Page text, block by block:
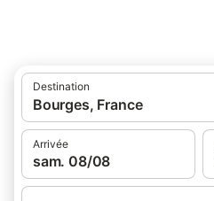
Destination
Bourges, France
Arrivée
sam. 08/08